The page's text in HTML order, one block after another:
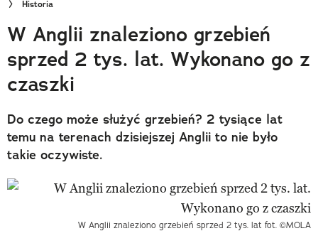
Wielki Konkurs Fotograficzny
Trendbook Podróżniczy
Polecane
Historia
W Anglii znaleziono grzebień
sprzed 2 tys. lat. Wykonano go z
czaszki
Do czego może służyć grzebień? 2 tysiące lat
temu na terenach dzisiejszej Anglii to nie było
takie oczywiste.
W Anglii znaleziono grzebień sprzed 2 tys. lat fot. ©MOLA